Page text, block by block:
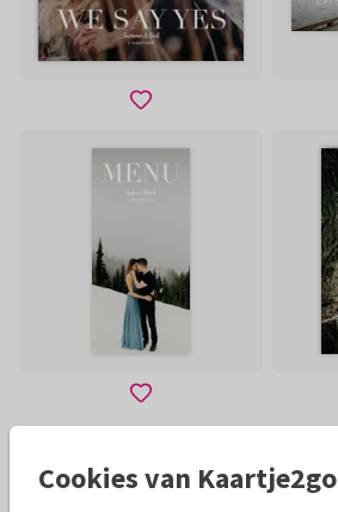
Toon meer
Cookies van Kaartje2go